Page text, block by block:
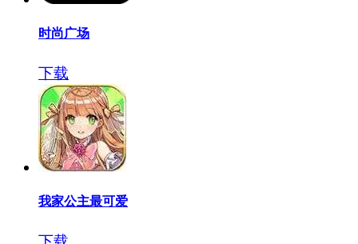
时尚广场
下载
我家公主最可爱